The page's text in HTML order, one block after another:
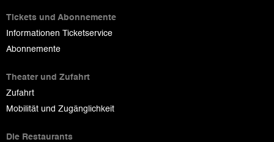
Tickets und Abonnemente
Informationen Ticketservice
Abonnemente
Theater und Zufahrt
Zufahrt
Mobilität und Zugänglichkeit
Die Restaurants